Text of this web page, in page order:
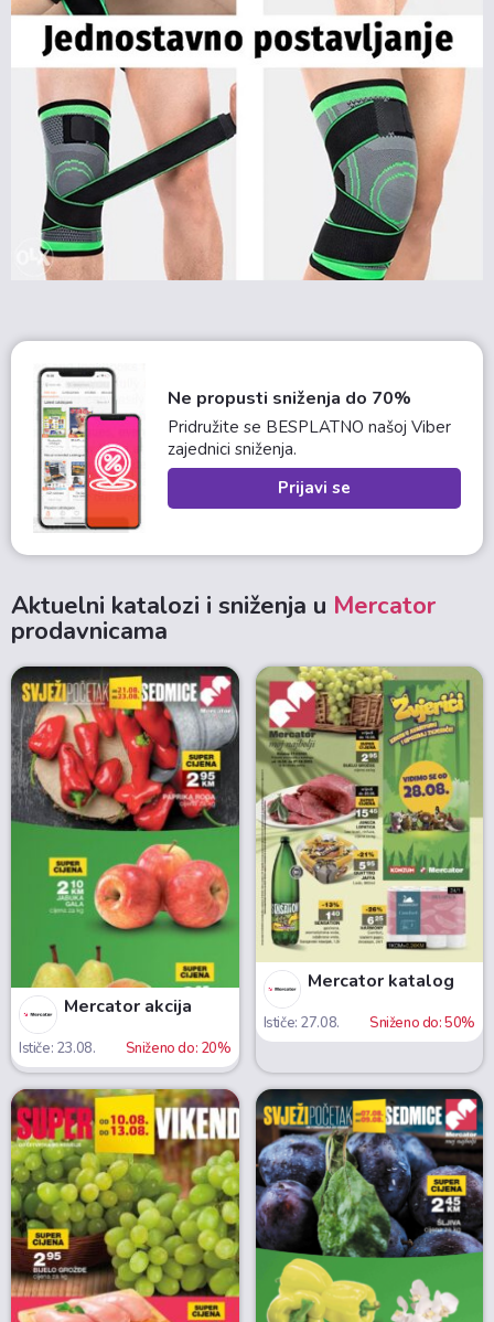
Ne propusti sniženja do 70%
Pridružite se BESPLATNO našoj Viber
zajednici sniženja.
Prijavi se
Aktuelni katalozi i sniženja u Mercator
prodavnicama
Mercator akcija
Ističe: 23.08. Sniženo do: 20%
Mercator katalog
Ističe: 27.08. Sniženo do: 50%